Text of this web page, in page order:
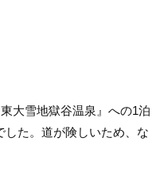
大雪地獄谷温泉』への1泊
た。道が険しいため、な